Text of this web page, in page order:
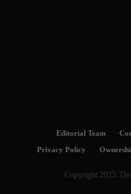
Editorial Team
Privacy Policy